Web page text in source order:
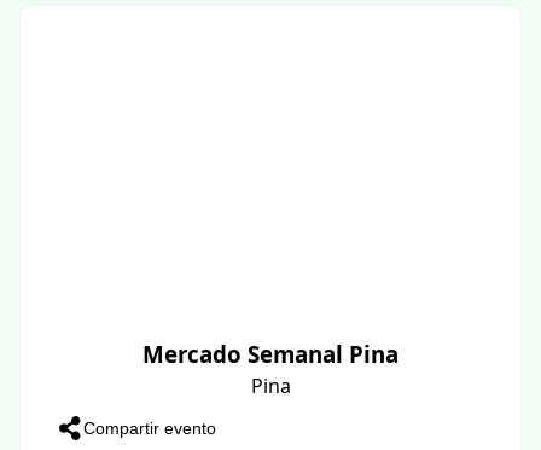
Mercado Semanal Pina
Pina
Compartir evento